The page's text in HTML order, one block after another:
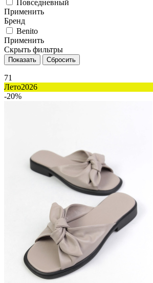
Повседневный
Применить
Бренд
Benito
Применить
Скрыть фильтры
71
Лето2026
-20%